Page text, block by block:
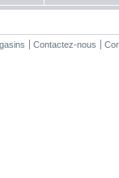
Contactez-nous